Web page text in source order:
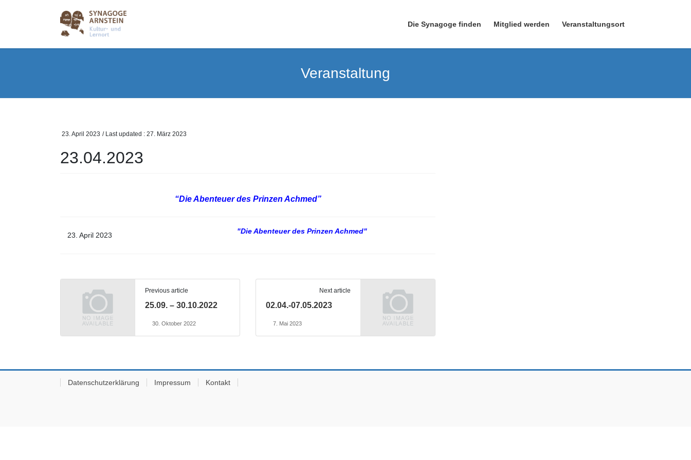
Die Synagoge finden Mitglied werden Veranstaltungsort
Veranstaltung
23. April 2023 / Last updated : 27. März 2023
23.04.2023
“Die Abenteuer des Prinzen Achmed”
23. April 2023 "Die Abenteuer des Prinzen Achmed"
Previous article
25.09. – 30.10.2022
30. Oktober 2022
Next article
02.04.-07.05.2023
7. Mai 2023
Datenschutzerklärung Impressum Kontakt